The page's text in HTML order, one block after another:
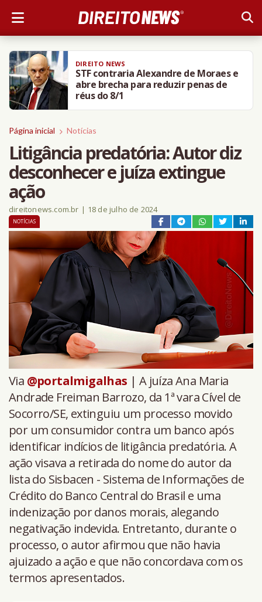
DIREITO NEWS
STF contraria Alexandre de Moraes e
abre brecha para reduzir penas de
réus do 8/1
Página inicial Notícias
Litigância predatória: Autor diz
desconhecer e juíza extingue
ação
direitonews.com.br | 18 de julho de 2024
NOTÍCIAS
Via @portalmigalhas | A juíza Ana Maria
Andrade Freiman Barrozo, da 1ª vara Cível de
Socorro/SE, extinguiu um processo movido
por um consumidor contra um banco após
identificar indícios de litigância predatória. A
ação visava a retirada do nome do autor da
lista do Sisbacen - Sistema de Informações de
Crédito do Banco Central do Brasil e uma
indenização por danos morais, alegando
negativação indevida. Entretanto, durante o
processo, o autor afirmou que não havia
ajuizado a ação e que não concordava com os
termos apresentados.